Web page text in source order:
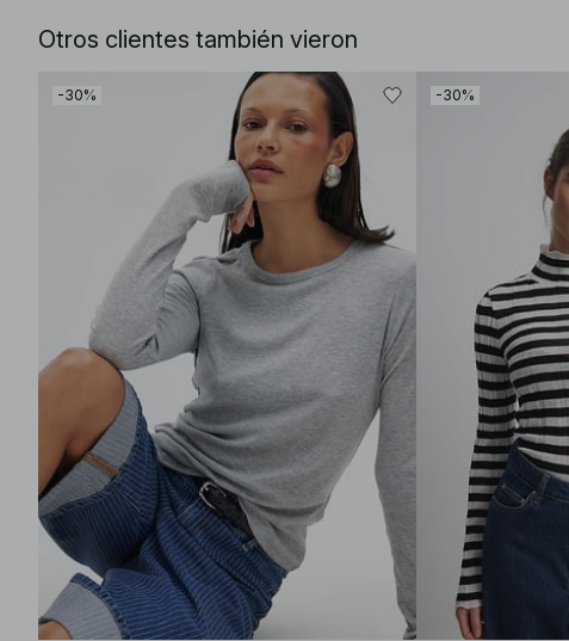
Otros clientes también vieron
-30% -30%